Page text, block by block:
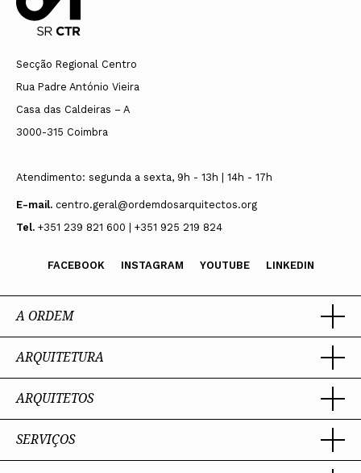
Secção Regional Centro
Rua Padre António Vieira
Casa das Caldeiras – A
3000-315 Coimbra
Atendimento: segunda a sexta, 9h - 13h | 14h - 17h
E-mail. centro.geral@ordemdosarquitectos.org
Tel. +351 239 821 600 | +351 925 219 824
FACEBOOK INSTAGRAM YOUTUBE LINKEDIN
A ORDEM
Ordem dos Arquitectos
Sobre a OA
Legado
Estatuto e Regulamentos
Comissões Técnicas
ARQUITETURA
Trabalhar com Arquiteto
Porquê um Arquiteto
Boas práticas
ARQUITETOS
Portal dos Arquitectos
Sobre o Portal
SERVIÇOS